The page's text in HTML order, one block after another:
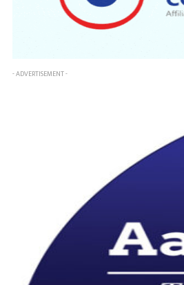
- ADVERTISEMENT -